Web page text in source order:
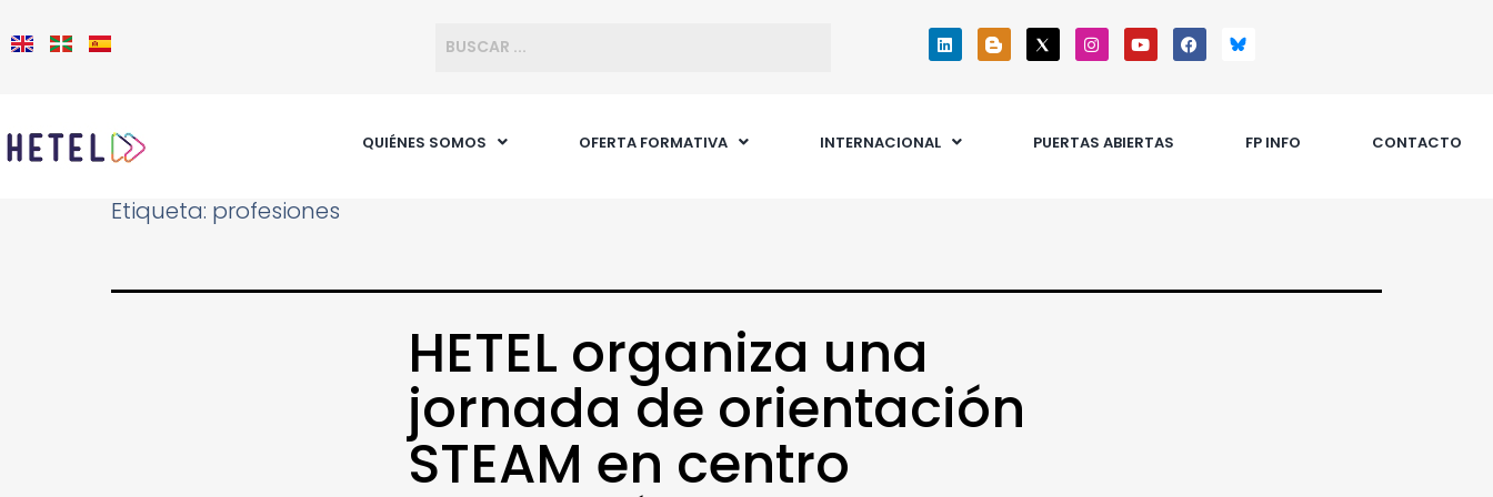
QUIÉNES SOMOS OFERTA FORMATIVA INTERNACIONAL PUERTAS ABIERTAS FP INFO CONTACTO
Etiqueta: profesiones
HETEL organiza una
jornada de orientación
STEAM en centro